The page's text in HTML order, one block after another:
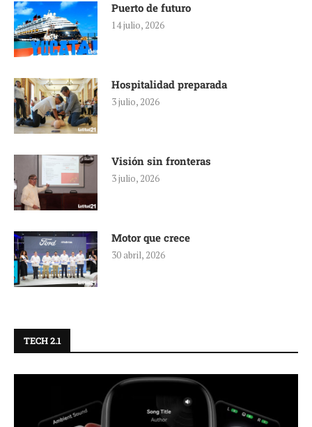
Puerto de futuro
14 julio, 2026
Hospitalidad preparada
3 julio, 2026
Visión sin fronteras
3 julio, 2026
Motor que crece
30 abril, 2026
TECH 2.1